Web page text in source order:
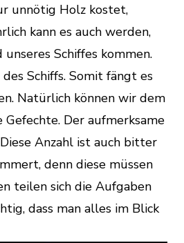
unnötig Holz kostet,
kann es auch werden,
Schiffes kommen.
Schiffs. Somit fängt es
Natürlich können wir dem
Gefechte. Der aufmerksame
Anzahl ist auch bitter
denn diese müssen
teilen sich die Aufgaben
dass man alles im Blick